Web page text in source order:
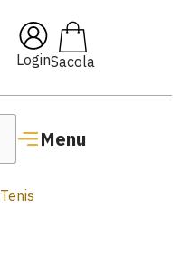
Login
Menu
🔥 Lançamentos Femininos
Tenis